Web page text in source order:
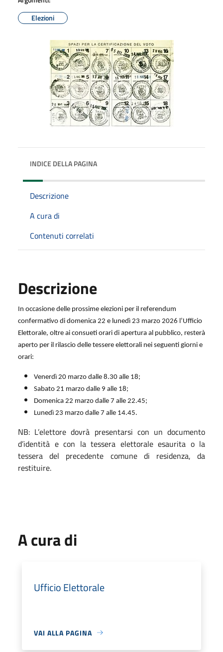
Elezioni
INDICE DELLA PAGINA
Descrizione
A cura di
Contenuti correlati
Descrizione
In occasione delle prossime elezioni per il referendum
confermativo di domenica 22 e lunedì 23 marzo 2026 l’Ufficio
Elettorale, oltre ai consueti orari di apertura al pubblico, resterà
aperto per il rilascio delle tessere elettorali nei seguenti giorni e
orari:
Venerdì 20 marzo dalle 8.30 alle 18;
Sabato 21 marzo dalle 9 alle 18;
Domenica 22 marzo dalle 7 alle 22.45;
Lunedì 23 marzo dalle 7 alle 14.45.
NB: L’elettore dovrà presentarsi con un documento
d’identità e con la tessera elettorale esaurita o la
tessera del precedente comune di residenza, da
restituire.
A cura di
Ufficio Elettorale
VAI ALLA PAGINA